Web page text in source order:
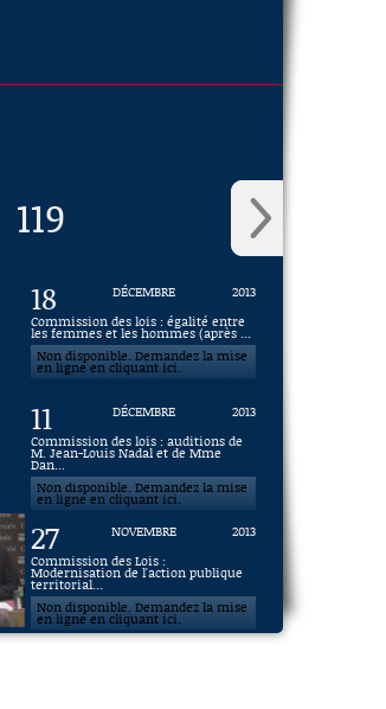
119
18 DÉCEMBRE
2013
Commission des lois : égalité entre
les femmes et les hommes (après ...
Non disponible. Demandez la mise
en ligne en cliquant ici.
11 DÉCEMBRE
2013
Commission des lois : auditions de
M. Jean-Louis Nadal et de Mme
Dan...
Non disponible. Demandez la mise
en ligne en cliquant ici.
27 NOVEMBRE
2013
Commission des Lois :
Modernisation de l'action publique
territorial...
Non disponible. Demandez la mise
en ligne en cliquant ici.